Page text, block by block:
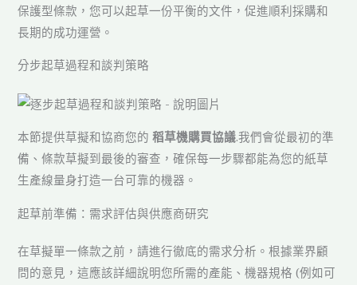
保護型條款，您可以起草一份平衡的文件，促進順利採購和
長期的成功運營。
分步起草過程和談判策略
本節提供草擬和協商您的稻草機購買協議.我們會從最初的準
備、條款草擬到最後的審查，確保每一步驟都能為您的紙草
生產線量身打造一台可靠的機器。
起草前準備：需求評估與供應商研究
在草擬單一條款之前，請進行徹底的需求分析。根據業界顧
問的意見，這應該詳細說明您所需的產能、機器規格 (例如可